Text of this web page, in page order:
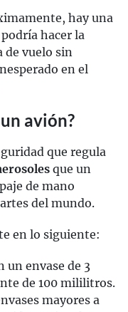
hay una
hacer la
de vuelo sin
en el
avión?
que regula
que un
de mano
del mundo.
en lo siguiente:
un envase de 3
de 100 mililitros.
mayores a